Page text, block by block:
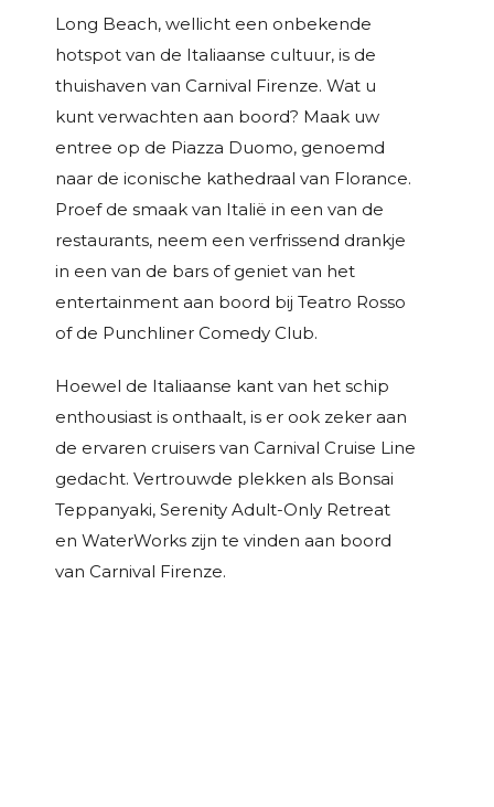
Long Beach, wellicht een onbekende
hotspot van de Italiaanse cultuur, is de
thuishaven van Carnival Firenze. Wat u
kunt verwachten aan boord? Maak uw
entree op de Piazza Duomo, genoemd
naar de iconische kathedraal van Florance.
Proef de smaak van Italië in een van de
restaurants, neem een verfrissend drankje
in een van de bars of geniet van het
entertainment aan boord bij Teatro Rosso
of de Punchliner Comedy Club.
Hoewel de Italiaanse kant van het schip
enthousiast is onthaalt, is er ook zeker aan
de ervaren cruisers van Carnival Cruise Line
gedacht. Vertrouwde plekken als Bonsai
Teppanyaki, Serenity Adult-Only Retreat
en WaterWorks zijn te vinden aan boord
van Carnival Firenze.